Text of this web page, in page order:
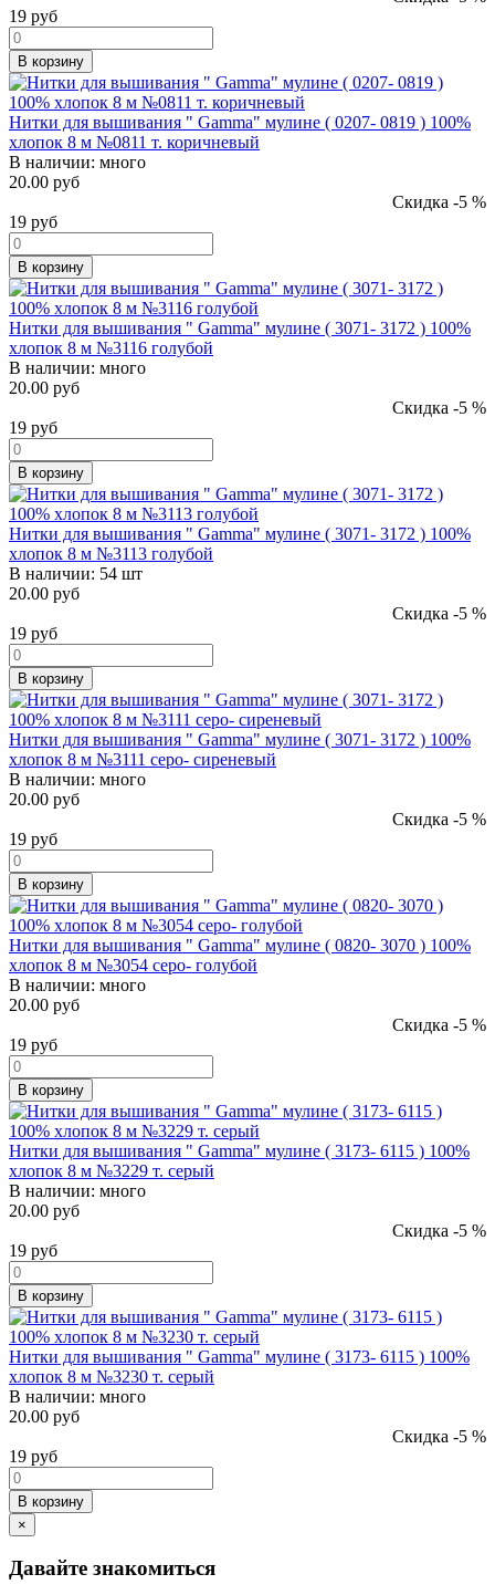
19 руб
В корзину
Нитки для вышивания " Gamma" мулине ( 0207- 0819 ) 100%
хлопок 8 м №0811 т. коричневый
В наличии: много
20.00 руб
Скидка -5 %
19 руб
В корзину
Нитки для вышивания " Gamma" мулине ( 3071- 3172 ) 100%
хлопок 8 м №3116 голубой
В наличии: много
20.00 руб
Скидка -5 %
19 руб
В корзину
Нитки для вышивания " Gamma" мулине ( 3071- 3172 ) 100%
хлопок 8 м №3113 голубой
В наличии: 54 шт
20.00 руб
Скидка -5 %
19 руб
В корзину
Нитки для вышивания " Gamma" мулине ( 3071- 3172 ) 100%
хлопок 8 м №3111 серо- сиреневый
В наличии: много
20.00 руб
Скидка -5 %
19 руб
В корзину
Нитки для вышивания " Gamma" мулине ( 0820- 3070 ) 100%
хлопок 8 м №3054 серо- голубой
В наличии: много
20.00 руб
Скидка -5 %
19 руб
В корзину
Нитки для вышивания " Gamma" мулине ( 3173- 6115 ) 100%
хлопок 8 м №3229 т. серый
В наличии: много
20.00 руб
Скидка -5 %
19 руб
В корзину
Нитки для вышивания " Gamma" мулине ( 3173- 6115 ) 100%
хлопок 8 м №3230 т. серый
В наличии: много
20.00 руб
Скидка -5 %
19 руб
В корзину
×
Давайте знакомиться